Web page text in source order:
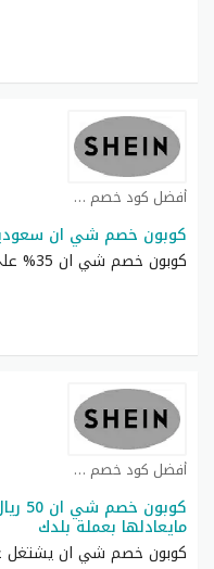
أفضل كود خصم شي ان كوبون
كوبون خصم شي ان سعودية وفر 35% على
كوبون خصم شي ان 35% على جميع المنتجات على شي
أفضل كود خصم شي ان كوبون
مايعادلها بعملة بلدك
كوبون خصم شي ان يشتغل